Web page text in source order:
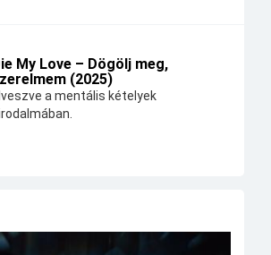
My Love – Dögölj meg,
(2025)
a mentális kételyek